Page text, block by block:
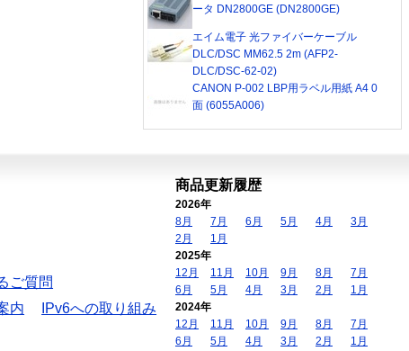
ータ DN2800GE (DN2800GE)
エイム電子 光ファイバーケーブル
DLC/DSC MM62.5 2m (AFP2-
DLC/DSC-62-02)
CANON P-002 LBP用ラベル用紙 A4 0
面 (6055A006)
ご質問
内
IPv6への取り組み
商品更新履歴
2026年
8月
7月 6月 5月 4月
3月
2月
1月
2025年
12月
11月 10月 9月 8月
7月
6月
5月 4月 3月 2月
1月
2024年
12月
11月 10月 9月 8月
7月
6月
5月 4月 3月 2月
1月